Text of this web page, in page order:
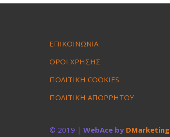
ΕΠΙΚΟΙΝΩΝΙΑ
ΟΡΟΙ ΧΡΗΣΗΣ
ΠΟΛΙΤΙΚΗ COOKIES
ΠΟΛΙΤΙΚΗ ΑΠΟΡΡΗΤΟΥ
© 2019 | WebAce by DMarketing